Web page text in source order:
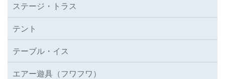
ステージ・トラス
テント
テーブル・イス
エアー遊具（フワフワ）